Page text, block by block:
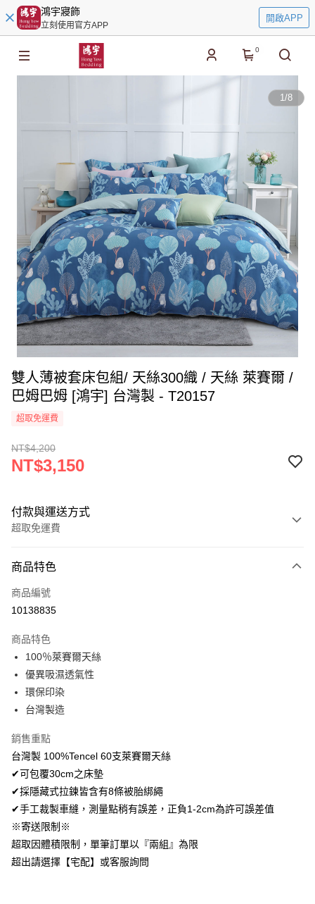
鴻宇寢飾
立刻使用官方APP
開啟APP
0
1/8
雙人薄被套床包組/ 天絲300織 / 天絲 萊賽爾 /
巴姆巴姆 [鴻宇] 台灣製 - T20157
超取免運費
NT$4,200
NT$3,150
付款與運送方式
超取免運費
信用卡一次付款
超商取貨付款
Apple Pay
悠遊付
Google Pay
AFTEE先享後付
相關說明
AFTEE先享後付是「在收到商品之後才付款」的支付方式。 讓您購物簡單
便利好安心！
１．簡單：不需註冊會員、不需綁卡、不需儲值。
２．便利：只要手機號碼，簡訊認證，即可結帳。
３．安心：先確認商品／服務後，再付款。
１．於結帳方式選擇「AFTEE先享後付」後，將跳轉至「AFTEE先享後付」
ATM付款
運送方式
全家取貨付款
免運費
商品特色
商品編號
10138835
商品特色
100％萊賽爾天絲
優異吸濕透氣性
環保印染
台灣製造
銷售重點
台灣製 100%Tencel 60支萊賽爾天絲
✔可包覆30cm之床墊
✔採隱藏式拉鍊皆含有8條被胎綁繩
✔手工裁製車縫，測量點稍有誤差，正負1-2cm為許可誤差值
※寄送限制※
超取因體積限制，單筆訂單以『兩組』為限
超出請選擇【宅配】或客服詢問